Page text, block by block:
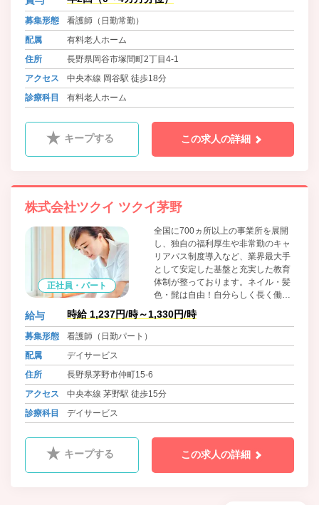
募集形態
看護師（日勤常勤）
配属
有料老人ホーム
住所
長野県岡谷市塚間町2丁目4-1
アクセス
中央本線 岡谷駅 徒歩18分
診療科目
有料老人ホーム
キープする この求人の詳細
株式会社ツクイ ツクイ茅野
正社員・パート
全国に700ヵ所以上の事業所を展開
し、独自の福利厚生や非常勤のキャ
リアパス制度導入など、業界最大手
として安定した基盤と充実した教育
体制が整っております。ネイル・髪
色・髭は自由！自分らしく長く働け
る職場環境です。
給与 時給 1,237円/時～1,330円/時
募集形態
看護師（日勤パート）
配属
デイサービス
住所
長野県茅野市仲町15-6
アクセス
中央本線 茅野駅 徒歩15分
診療科目
デイサービス
キープする この求人の詳細